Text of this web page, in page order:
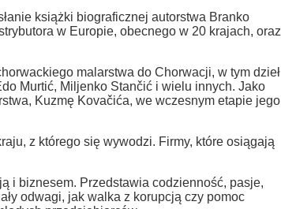
książki biograficznej autorstwa Branko
w Europie, obecnego w 20 krajach, oraz
malarstwa do Chorwacji, w tym dzieł
Murtić, Miljenko Stančić i wielu innych. Jako
Kuzmę Kovačića, we wczesnym etapie jego
z którego się wywodzi. Firmy, które osiągają
i biznesem. Przedstawia codzienność, pasje,
odwagi, jak walka z korupcją czy pomoc